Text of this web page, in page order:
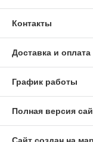
Контакты
Доставка и оплата
График работы
Полная версия